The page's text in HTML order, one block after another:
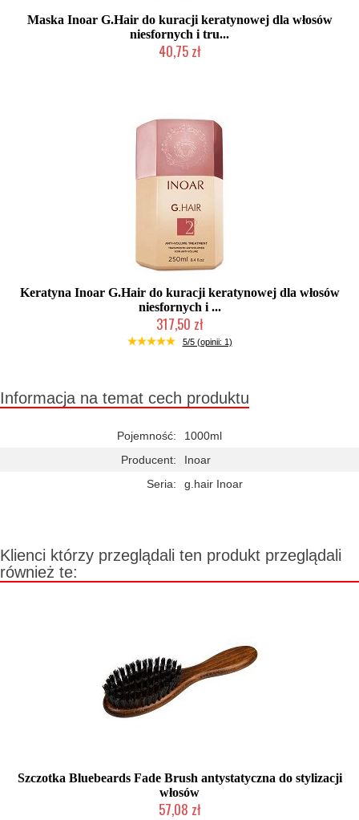
Maska Inoar G.Hair do kuracji keratynowej dla włosów
niesfornych i tru...
40,75 zł
Keratyna Inoar G.Hair do kuracji keratynowej dla włosów
niesfornych i ...
317,50 zł
2-5 dni roboczych
5/5 (opinii: 1)
Informacja na temat cech produktu
Pojemność:
1000ml
Producent:
Inoar
Seria:
g.hair Inoar
Klienci którzy przeglądali ten produkt przeglądali
również te:
Szczotka Bluebeards Fade Brush antystatyczna do stylizacji
włosów
57,08 zł